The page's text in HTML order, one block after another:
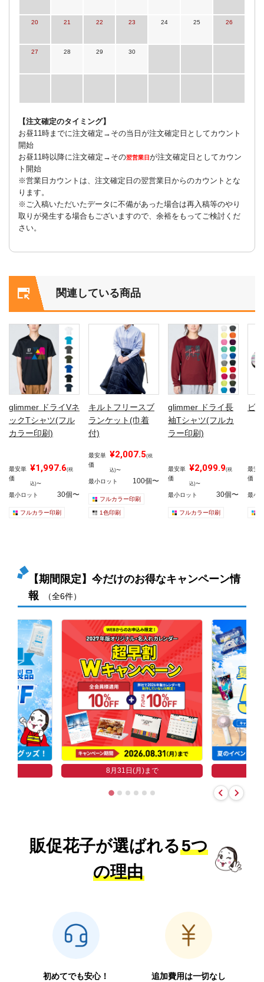
20 21 22 23 24 25 26
27 28 29 30
【注文確定のタイミング】
お昼11時までに注文確定→その当日が注文確定日としてカウント
開始
お昼11時以降に注文確定→その翌営業日が注文確定日としてカウン
ト開始
※営業日カウントは、注文確定日の翌営業日からのカウントとな
ります。
※ご入稿いただいたデータに不備があった場合は再入稿等のやり
取りが発生する場合もございますので、余裕をもってご検討くだ
さい。
関連している商品
glimmer ドライVネ
ックTシャツ(フル
カラー印刷)
最安単
価
¥1,997.6(税
込)〜
最小ロット 30個〜
フルカラー印刷
キルトフリースブ
ランケット(巾着
付)
最安単
価
¥2,007.5(税
込)〜
最小ロット 100個〜
フルカラー印刷
1色印刷
glimmer ドライ長
袖Tシャツ(フルカ
ラー印刷)
最安単
価
¥2,099.9(税
込)〜
最小ロット 30個〜
フルカラー印刷
ビ
最安
価
最小
【期間限定】今だけのお得なキャンペーン情
報
（全6件）
8月31日(月)まで
販促花子が選ばれる5つ
の理由
初めてでも安心！
追加費用は一切なし